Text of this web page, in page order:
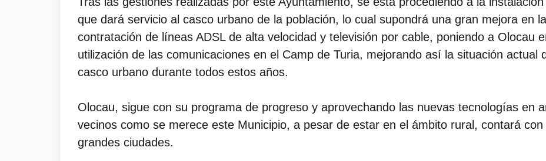
que dará servicio al casco urbano de la población, lo cual supondrá una gran mejora en
contratación de líneas ADSL de alta velocidad y televisión por cable, poniendo a Olocau
utilización de las comunicaciones en el Camp de Turia, mejorando así la situación actual
casco urbano durante todos estos años.
Olocau, sigue con su programa de progreso y aprovechando las nuevas tecnologías en
vecinos como se merece este Municipio, a pesar de estar en el ámbito rural, contará
grandes ciudades.